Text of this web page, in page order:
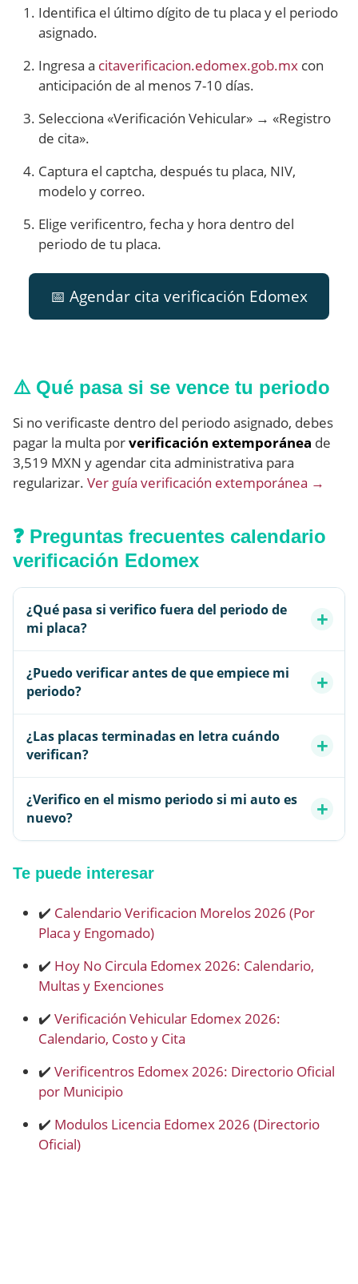
Identifica el último dígito de tu placa y el periodo
asignado.
Ingresa a citaverificacion.edomex.gob.mx con
anticipación de al menos 7-10 días.
Selecciona «Verificación Vehicular» → «Registro
de cita».
Captura el captcha, después tu placa, NIV,
modelo y correo.
Elige verificentro, fecha y hora dentro del
periodo de tu placa.
📅 Agendar cita verificación Edomex
⚠️ Qué pasa si se vence tu periodo
Si no verificaste dentro del periodo asignado, debes
pagar la multa porverificación extemporánea de
3,519 MXN y agendar cita administrativa para
regularizar. Ver guía verificación extemporánea →
❓ Preguntas frecuentes calendario
verificación Edomex
¿Qué pasa si verifico fuera del periodo de
mi placa?
¿Puedo verificar antes de que empiece mi
periodo?
¿Las placas terminadas en letra cuándo
verifican?
¿Verifico en el mismo periodo si mi auto es
nuevo?
Te puede interesar
✔️ Calendario Verificacion Morelos 2026 (Por
Placa y Engomado)
✔️ Hoy No Circula Edomex 2026: Calendario,
Multas y Exenciones
✔️ Verificación Vehicular Edomex 2026:
Calendario, Costo y Cita
✔️ Verificentros Edomex 2026: Directorio Oficial
por Municipio
✔️ Modulos Licencia Edomex 2026 (Directorio
Oficial)